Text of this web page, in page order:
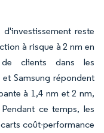
reste
à risque à 2 nm en
clients dans les
Samsung répondent
à 1,4 nm et 2 nm,
ce temps, les
coût-performance